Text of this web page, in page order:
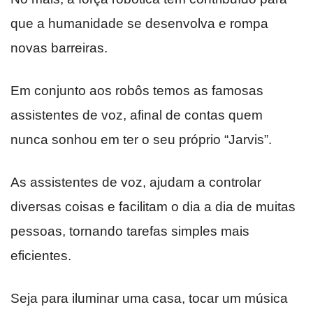
que a humanidade se desenvolva e rompa
novas barreiras.
Em conjunto aos robôs temos as famosas
assistentes de voz, afinal de contas quem
nunca sonhou em ter o seu próprio “Jarvis”.
As assistentes de voz, ajudam a controlar
diversas coisas e facilitam o dia a dia de muitas
pessoas, tornando tarefas simples mais
eficientes.
Seja para iluminar uma casa, tocar um música